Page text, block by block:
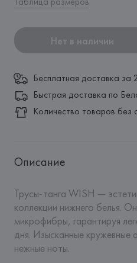
Нет в наличии
Бесплатная доставка за
Быстрая доставка по
Количество товаров без
Описание
Трусы-танга WISH —
коллекции нижнего белья.
микрофибры, гарантируя
дня. Изысканные
нежные ноты.